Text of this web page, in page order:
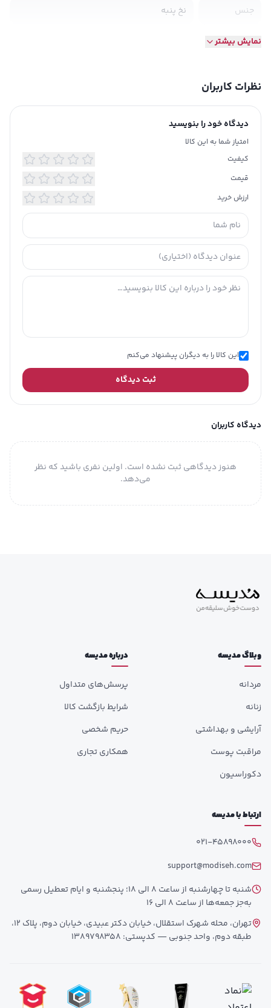
جنس نخ پنبه
تاریخ انقضا
نمایش بیشتر
نظرات کاربران
دیدگاه خود را بنویسید
امتیاز شما به این کالا
کیفیت
قیمت
ارزش خرید
این کالا را به دیگران پیشنهاد می‌کنم
ثبت دیدگاه
دیدگاه کاربران
هنوز دیدگاهی ثبت نشده است. اولین نفری باشید که نظر
می‌دهد.
وبلاگ مدیسه
مردانه
زنانه
آرایشی و بهداشتی
مراقبت پوست
دکوراسیون
درباره مدیسه
پرسش‌های متداول
شرایط بازگشت کالا
حریم شخصی
همکاری تجاری
ارتباط با مدیسه
021-45898000
support@modiseh.com
شنبه تا چهارشنبه از ساعت 8 الی 18؛ پنجشنبه و ایام تعطیل رسمی
به‌جز جمعه‌ها از ساعت 8 الی 16
تهران، محله شهرک استقلال، خیابان دکتر عبیدی، خیابان دوم، پلاک 12،
طبقه دوم، واحد جنوبی — کدپستی: 1389798358